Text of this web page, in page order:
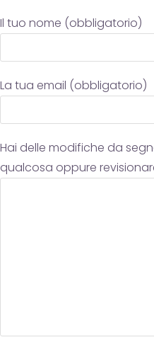
Il tuo nome (obbligatorio)
La tua email (obbligatorio)
Hai delle modifiche da
qualcosa oppure